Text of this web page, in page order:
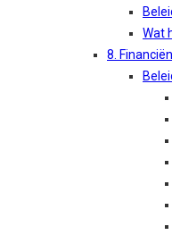
Wat
8. Financiën